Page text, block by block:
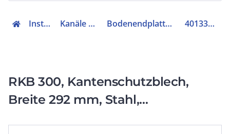
Installation Kanäle & Zubehör Bodenendplatte für Kabelrinne 4013339270606
RKB 300, Kantenschutzblech,
Breite 292 mm, Stahl,